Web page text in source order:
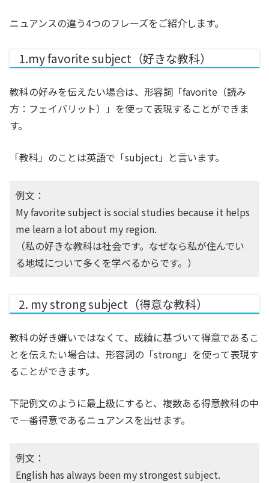
ニュアンスの違う4つのフレーズをご紹介します。
1.my favorite subject（好きな教科）
教科の好みを伝えたい場合は、形容詞「favorite（読み
方：フェイバリット）」を使って表現することができま
す。
「教科」のことは英語で「subject」と言います。
例文：
My favorite subject is social studies because it helps
me learn a lot about my region.
（私の好きな教科は社会です。なぜなら私が住んでい
る地域について多くを学べるからです。）
2. my strong subject（得意な教科）
教科の好き嫌いではなくて、成績に基づいて得意であるこ
とを伝えたい場合は、形容詞の「strong」を使って表現す
ることができます。
下記例文のように最上級にすると、複数ある得意教科の中
で一番得意であるニュアンスを出せます。
例文：
English has always been my strongest subject.